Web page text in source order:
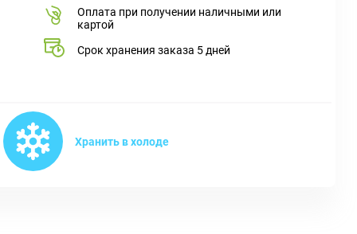
Оплата при получении наличными или
картой
Срок хранения заказа 5 дней
Хранить в холоде